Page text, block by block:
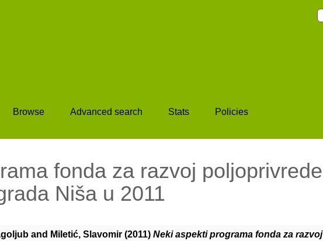
Browse Advanced search Stats
Policies
fonda za razvoj poljoprivrede
Niša u 2011
and Miletić, Slavomir (2011) Neki aspekti programa fonda za razvoj